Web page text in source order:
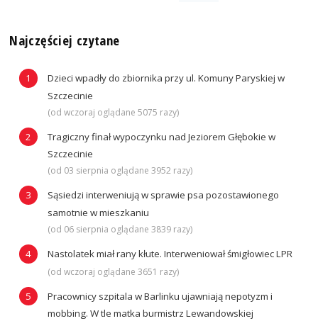
Najczęściej czytane
Dzieci wpadły do zbiornika przy ul. Komuny Paryskiej w
Szczecinie
(od wczoraj oglądane 5075 razy)
Tragiczny finał wypoczynku nad Jeziorem Głębokie w
Szczecinie
(od 03 sierpnia oglądane 3952 razy)
Sąsiedzi interweniują w sprawie psa pozostawionego
samotnie w mieszkaniu
(od 06 sierpnia oglądane 3839 razy)
Nastolatek miał rany kłute. Interweniował śmigłowiec LPR
(od wczoraj oglądane 3651 razy)
Pracownicy szpitala w Barlinku ujawniają nepotyzm i
mobbing. W tle matka burmistrz Lewandowskiej